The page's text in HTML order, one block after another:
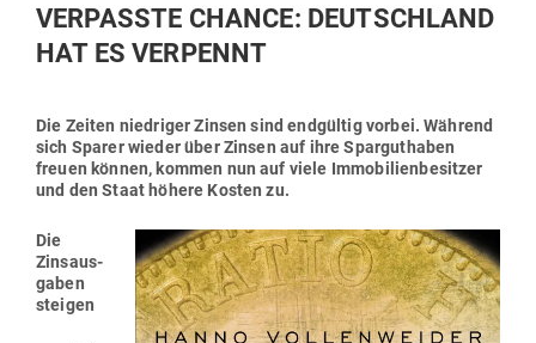
VER­PASSTE CHANCE: DEUTSCHLAND
HAT ES VERPENNT
Die Zeiten nied­riger Zinsen sind end­gültig vorbei. Während
sich Sparer wieder über Zinsen auf ihre Spar­gut­haben
freuen können, kommen nun auf viele Immo­bi­li­en­be­sitzer
und den Staat höhere Kosten zu.
Die
Zins­aus­
gaben
steigen